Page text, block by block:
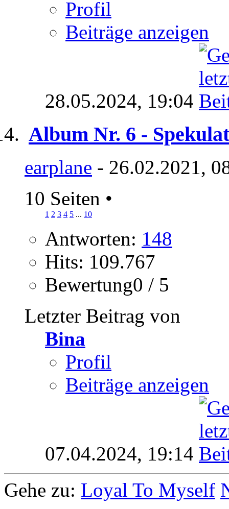
Profil
Beiträge anzeigen
28.05.2024, 19:04
Album Nr. 6 -
earplane - 26.02.2021,
10 Seiten •
1 2 3 4 5 ... 10
Antworten: 148
Hits: 109.767
Bewertung0 / 5
Letzter Beitrag von
Bina
Profil
Beiträge anzeigen
07.04.2024, 19:14
Gehe zu: Loyal To Myself